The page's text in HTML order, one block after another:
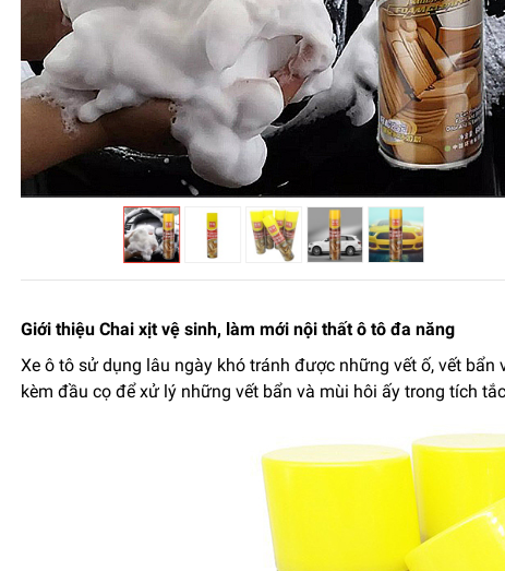
Giới thiệu Chai xịt vệ sinh, làm mới nội thất ô tô đa năng
Xe ô tô sử dụng lâu ngày khó tránh được những vết ố, vết
kèm đầu cọ để xử lý những vết bẩn và mùi hôi ấy trong tích